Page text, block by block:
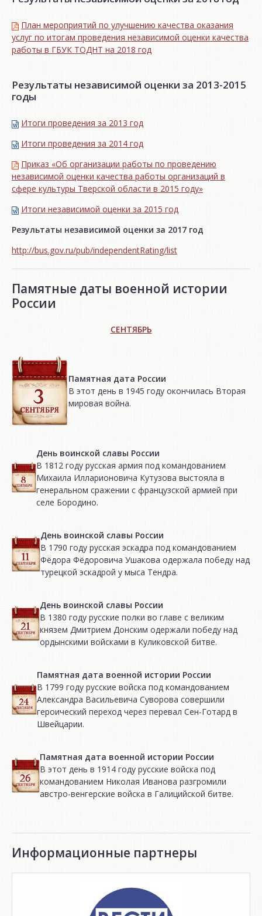
План мероприятий по улучшению качества оказания
услуг по итогам проведения независимой оценки качества
работы в ГБУК ТОДНТ на 2018 год
Результаты независимой оценки за 2013-2015
годы
Итоги проведения за 2013 год
Итоги проведения за 2014 год
Приказ «Об организации работы по проведению
независимой оценки качества работы организаций в
сфере культуры Тверской области в 2015 году»
Итоги независимой oценки за 2015 год
Результаты независимой оценки за 2017 год
http://bus.gov.ru/pub/independentRating/list
Памятные даты военной истории
России
СЕНТЯБРЬ
Памятная дата России
В этот день в 1945 году окончилась Вторая
мировая война.
День воинской славы России
В 1812 году русская армия под командованием
Михаила Илларионовича Кутузова выстояла в
генеральном сражении с французской армией при
селе Бородино.
День воинской славы России
В 1790 году русская эскадра под командованием
Фёдора Фёдоровича Ушакова одержала победу над
турецкой эскадрой у мыса Тендра.
День воинской славы России
В 1380 году русские полки во главе с великим
князем Дмитрием Донским одержали победу над
ордынскими войсками в Куликовской битве.
Памятная дата военной истории России
В 1799 году русские войска под командованием
Александра Васильевича Суворова совершили
героический переход через перевал Сен-Готард в
Швейцарии.
Памятная дата военной истории России
В этот день в 1914 году русские войска под
командованием Николая Иванова разгромили
австро-венгерские войска в Галицийской битве.
Информационные партнеры